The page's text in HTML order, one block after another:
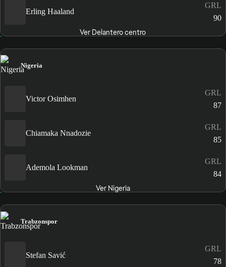
Erling Haaland
GRL
90
Ver Delantero centro
Nigeria
Victor Osimhen
GRL
87
Chiamaka Nnadozie
GRL
85
Ademola Lookman
GRL
84
Ver Nigeria
Trabzonspor
Stefan Savić
GRL
78